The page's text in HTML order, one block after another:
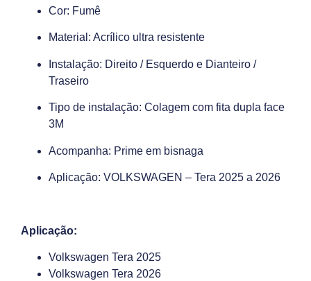
Cor: Fumê
Material: Acrílico ultra resistente
Instalação: Direito / Esquerdo e Dianteiro /
Traseiro
Tipo de instalação: Colagem com fita dupla face
3M
Acompanha: Prime em bisnaga
Aplicação: VOLKSWAGEN – Tera 2025 a 2026
Aplicação:
Volkswagen Tera 2025
Volkswagen Tera 2026